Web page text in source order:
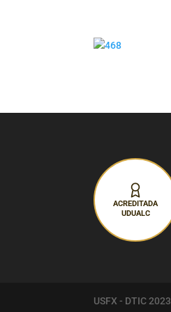
ACREDITADA
UDUALC
USFX - DTIC 2023